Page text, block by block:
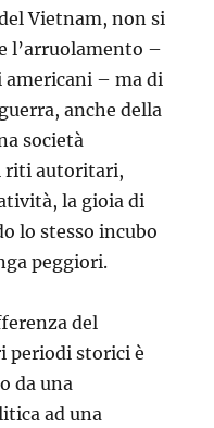
Vietnam, non si
l’arruolamento –
americani – ma di
anche della
società
riti autoritari,
la gioia di
lo stesso incubo
peggiori.
del
periodi storici è
da una
ad una